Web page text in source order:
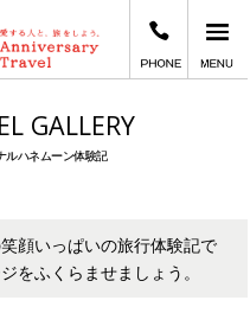
愛する人と、旅をし
GALLERY
ルハネムーン体験記
顔いっぱいの旅行体験記で
をふくらませましょう。